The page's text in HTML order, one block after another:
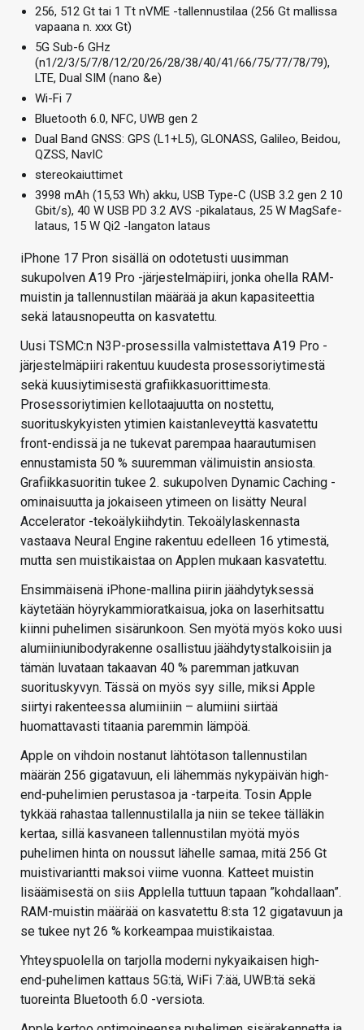
256, 512 Gt tai 1 Tt nVME -tallennustilaa (256 Gt mallissa
vapaana n. xxx Gt)
5G Sub-6 GHz
(n1/2/3/5/7/8/12/20/26/28/38/40/41/66/75/77/78/79),
LTE, Dual SIM (nano &e)
Wi-Fi 7
Bluetooth 6.0, NFC, UWB gen 2
Dual Band GNSS: GPS (L1+L5), GLONASS, Galileo, Beidou,
QZSS, NavIC
stereokaiuttimet
3998 mAh (15,53 Wh) akku, USB Type-C (USB 3.2 gen 2 10
Gbit/s), 40 W USB PD 3.2 AVS -pikalataus, 25 W MagSafe-
lataus, 15 W Qi2 -langaton lataus
iPhone 17 Pron sisällä on odotetusti uusimman
sukupolven A19 Pro -järjestelmäpiiri, jonka ohella RAM-
muistin ja tallennustilan määrää ja akun kapasiteettia
sekä latausnopeutta on kasvatettu.
Uusi TSMC:n N3P-prosessilla valmistettava A19 Pro -
järjestelmäpiiri rakentuu kuudesta prosessoriytimestä
sekä kuusiytimisestä grafiikkasuorittimesta.
Prosessoriytimien kellotaajuutta on nostettu,
suorituskykyisten ytimien kaistanleveyttä kasvatettu
front-endissä ja ne tukevat parempaa haarautumisen
ennustamista 50 % suuremman välimuistin ansiosta.
Grafiikkasuoritin tukee 2. sukupolven Dynamic Caching -
ominaisuutta ja jokaiseen ytimeen on lisätty Neural
Accelerator -tekoälykiihdytin. Tekoälylaskennasta
vastaava Neural Engine rakentuu edelleen 16 ytimestä,
mutta sen muistikaistaa on Applen mukaan kasvatettu.
Ensimmäisenä iPhone-mallina piirin jäähdytyksessä
käytetään höyrykammioratkaisua, joka on laserhitsattu
kiinni puhelimen sisärunkoon. Sen myötä myös koko uusi
alumiiniunibodyrakenne osallistuu jäähdytystalkoisiin ja
tämän luvataan takaavan 40 % paremman jatkuvan
suorituskyvyn. Tässä on myös syy sille, miksi Apple
siirtyi rakenteessa alumiiniin – alumiini siirtää
huomattavasti titaania paremmin lämpöä.
Apple on vihdoin nostanut lähtötason tallennustilan
määrän 256 gigatavuun, eli lähemmäs nykypäivän high-
end-puhelimien perustasoa ja -tarpeita. Tosin Apple
tykkää rahastaa tallennustilalla ja niin se tekee tälläkin
kertaa, sillä kasvaneen tallennustilan myötä myös
puhelimen hinta on noussut lähelle samaa, mitä 256 Gt
muistivariantti maksoi viime vuonna. Katteet muistin
lisäämisestä on siis Applella tuttuun tapaan ”kohdallaan”.
RAM-muistin määrää on kasvatettu 8:sta 12 gigatavuun ja
se tukee nyt 26 % korkeampaa muistikaistaa.
Yhteyspuolella on tarjolla moderni nykyaikaisen high-
end-puhelimen kattaus 5G:tä, WiFi 7:ää, UWB:tä sekä
tuoreinta Bluetooth 6.0 -versiota.